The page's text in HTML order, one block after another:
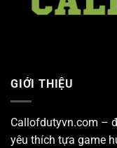
GIỚI THIỆU
Callofdutyvn.com –
yêu thích tựa game